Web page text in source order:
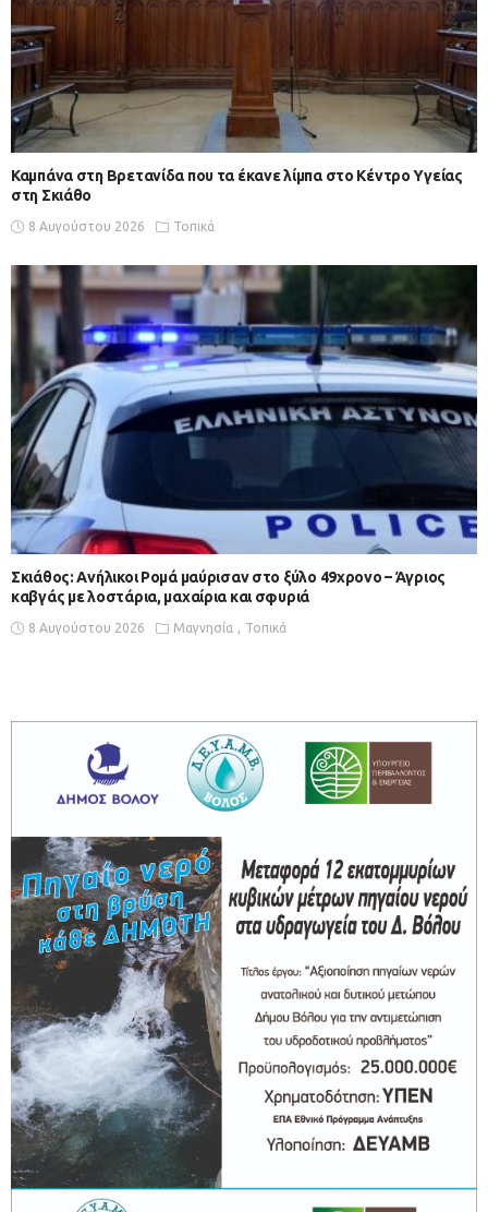
Καμπάνα στη Βρετανίδα που τα έκανε λίμπα στο Κέντρο Υγείας
στη Σκιάθο
8 Αυγούστου 2026 Τοπικά
Σκιάθος: Ανήλικοι Ρομά μαύρισαν στο ξύλο 49χρονο – Άγριος
καβγάς με λοστάρια, μαχαίρια και σφυριά
8 Αυγούστου 2026 Μαγνησία Τοπικά